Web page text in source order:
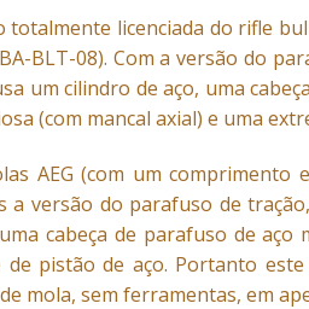
totalmente licenciada do rifle
BLT-08). Com a versão do
um cilindro de aço, uma
(com mancal axial) e uma
AEG (com um
a versão do parafuso de
cabeça de parafuso de
pistão de aço. Portanto
mola, sem ferramentas, em